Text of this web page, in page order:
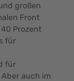
großen
Front
Prozent
für
für
auch im